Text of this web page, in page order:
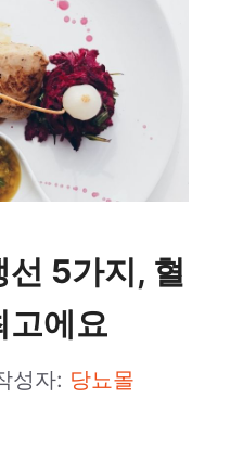
선 5가지, 혈
고에요
성자: 당뇨몰